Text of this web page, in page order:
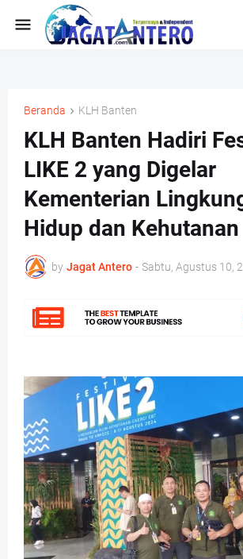
Beranda KLH Banten
KLH Banten Hadiri
LIKE 2 yang Digelar
Kementerian
Hidup dan Kehutanan
by Jagat Antero - Sabtu, Agustus 10,